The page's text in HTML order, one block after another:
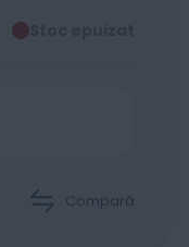
Stoc epuizat
Compară